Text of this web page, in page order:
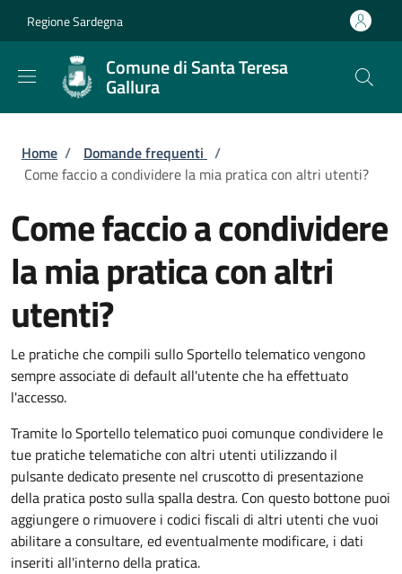
Regione Sardegna
Comune di Santa Teresa
Gallura
Briciole di pane
Home / Domande frequenti /
Come faccio a condividere la mia pratica con altri utenti?
Come faccio a condividere
la mia pratica con altri
utenti?
Le pratiche che compili sullo Sportello telematico vengono
sempre associate di default all'utente che ha effettuato
l'accesso.
Tramite lo Sportello telematico puoi comunque condividere le
tue pratiche telematiche con altri utenti utilizzando il
pulsante dedicato presente nel cruscotto di presentazione
della pratica posto sulla spalla destra. Con questo bottone puoi
aggiungere o rimuovere i codici fiscali di altri utenti che vuoi
abilitare a consultare, ed eventualmente modificare, i dati
inseriti all'interno della pratica.